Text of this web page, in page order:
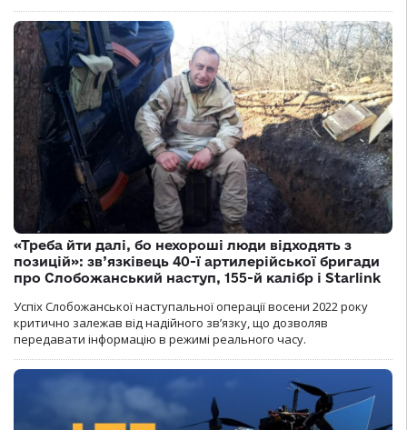
«Треба йти далі, бо нехороші люди відходять з
позицій»: зв’язківець 40-ї артилерійської бригади
про Слобожанський наступ, 155-й калібр і Starlink
Успіх Слобожанської наступальної операції восени 2022 року
критично залежав від надійного зв’язку, що дозволяв
передавати інформацію в режимі реального часу.